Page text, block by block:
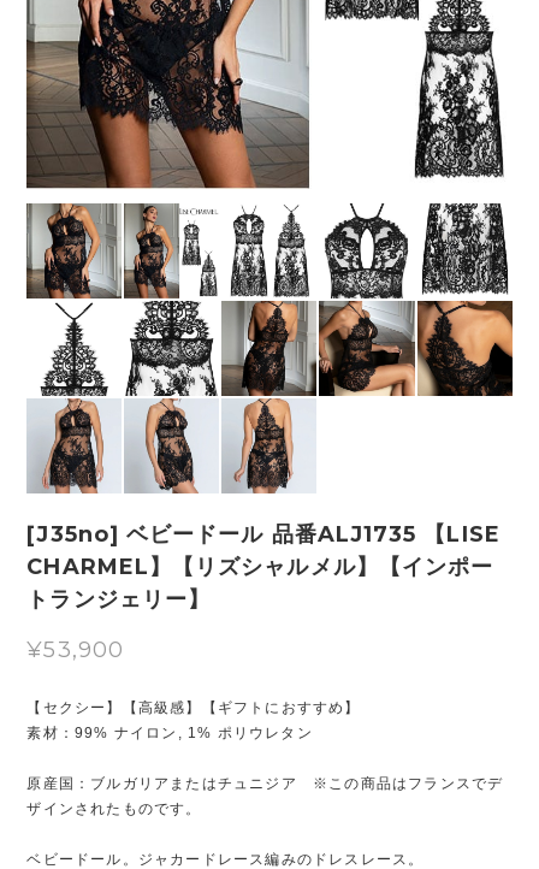
[J35no] ベビードール 品番ALJ1735 【LISE
CHARMEL】【リズシャルメル】【インポー
トランジェリー】
¥53,900
【セクシー】【高級感】【ギフトにおすすめ】
素材：99% ナイロン, 1% ポリウレタン
原産国：ブルガリアまたはチュニジア ※この商品はフランスでデ
ザインされたものです。
ベビードール。ジャカードレース編みのドレスレース。